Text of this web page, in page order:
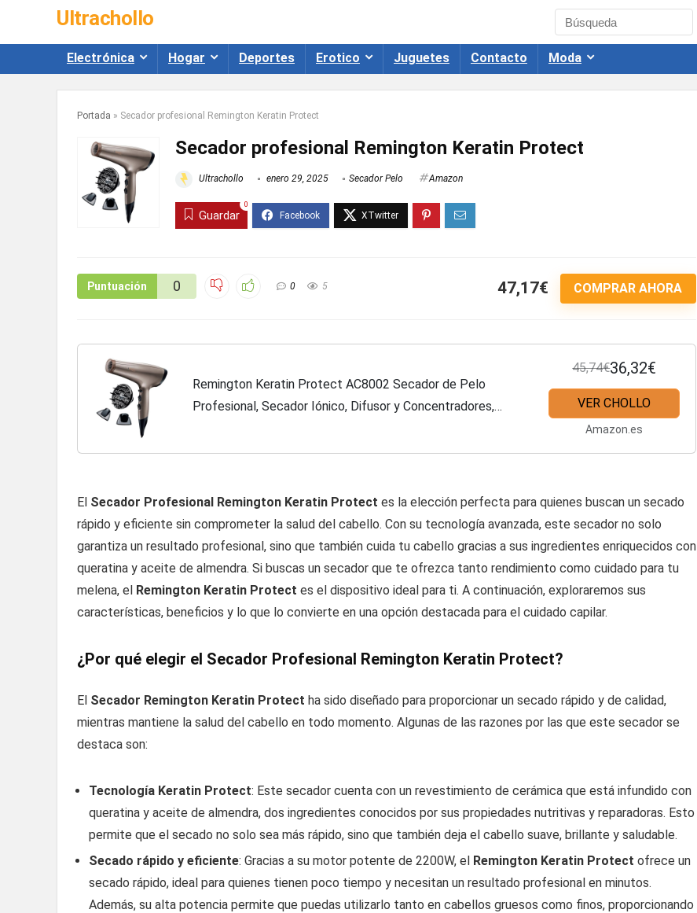
Ultrachollo
Electrónica Hogar Deportes Erotico Juguetes Contacto Moda
Portada » Secador profesional Remington Keratin Protect
Secador profesional Remington Keratin Protect
Ultrachollo enero 29, 2025 Secador Pelo Amazon
Guardar
0
Puntuación 0 0 5 47,17€ COMPRAR AHORA
Remington Keratin Protect AC8002 Secador de Pelo
Profesional, Secador Iónico, Difusor y Concentradores,
45,74€36,32€
VER CHOLLO
Amazon.es
El Secador Profesional Remington Keratin Protect es la elección perfecta para quienes buscan un secado
rápido y eficiente sin comprometer la salud del cabello. Con su tecnología avanzada, este secador no solo
garantiza un resultado profesional, sino que también cuida tu cabello gracias a sus ingredientes enriquecidos con
queratina y aceite de almendra. Si buscas un secador que te ofrezca tanto rendimiento como cuidado para tu
melena, el Remington Keratin Protect es el dispositivo ideal para ti. A continuación, exploraremos sus
características, beneficios y lo que lo convierte en una opción destacada para el cuidado capilar.
¿Por qué elegir el Secador Profesional Remington Keratin Protect?
El Secador Remington Keratin Protect ha sido diseñado para proporcionar un secado rápido y de calidad,
mientras mantiene la salud del cabello en todo momento. Algunas de las razones por las que este secador se
destaca son:
Tecnología Keratin Protect: Este secador cuenta con un revestimiento de cerámica que está infundido con
queratina y aceite de almendra, dos ingredientes conocidos por sus propiedades nutritivas y reparadoras. Esto
permite que el secado no solo sea más rápido, sino que también deja el cabello suave, brillante y saludable.
Secado rápido y eficiente: Gracias a su motor potente de 2200W, el Remington Keratin Protect ofrece un
secado rápido, ideal para quienes tienen poco tiempo y necesitan un resultado profesional en minutos.
Además, su alta potencia permite que puedas utilizarlo tanto en cabellos gruesos como finos, proporcionando